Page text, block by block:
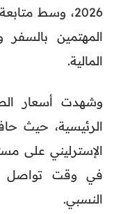
2026، وسط
المهتمين بالسفر
المالية.
وشهدت أسعار
الرئيسية، حيث
الإسترليني على
في وقت تواصل
النسبي.